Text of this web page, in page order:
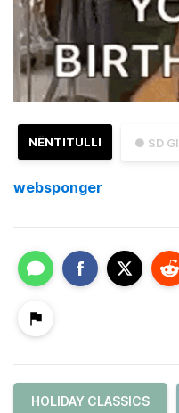
● SD
NËNTITULLI
websponger
HOLIDAY CLASSICS